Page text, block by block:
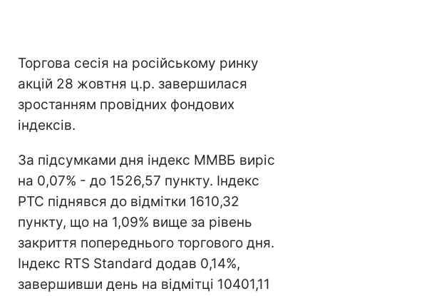
Торгова сесія на російському ринку
акцій 28 жовтня ц.р. завершилася
зростанням провідних фондових
індексів.
За підсумками дня індекс ММВБ виріс
на 0,07% - до 1526,57 пункту. Індекс
РТС піднявся до відмітки 1610,32
пункту, що на 1,09% вище за рівень
закриття попереднього торгового дня.
Індекс RTS Standard додав 0,14%,
завершивши день на відмітці 10401,11